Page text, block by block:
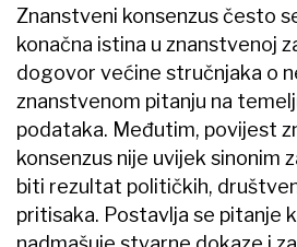
Znanstveni konsenzus često
konačna istina u znanstvenoj
dogovor većine stručnjaka o
znanstvenom pitanju na
podataka. Međutim, povijest
konsenzus nije uvijek sinonim
biti rezultat političkih,
pritisaka. Postavlja se pitanje